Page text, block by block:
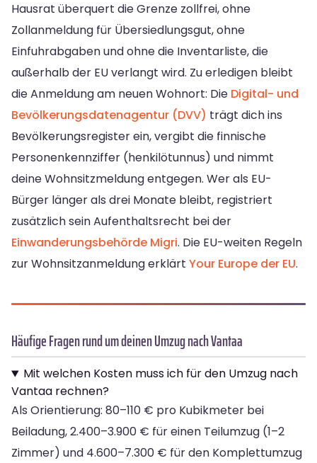
Hausrat überquert die Grenze zollfrei, ohne
Zollanmeldung für Übersiedlungsgut, ohne
Einfuhrabgaben und ohne die Inventarliste, die
außerhalb der EU verlangt wird. Zu erledigen bleibt
die Anmeldung am neuen Wohnort: Die Digital- und
Bevölkerungsdatenagentur (DVV) trägt dich ins
Bevölkerungsregister ein, vergibt die finnische
Personenkennziffer (henkilötunnus) und nimmt
deine Wohnsitzmeldung entgegen. Wer als EU-
Bürger länger als drei Monate bleibt, registriert
zusätzlich sein Aufenthaltsrecht bei der
Einwanderungsbehörde Migri. Die EU-weiten Regeln
zur Wohnsitzanmeldung erklärt Your Europe der EU.
Häufige Fragen rund um deinen Umzug nach Vantaa
Mit welchen Kosten muss ich für den Umzug nach
Vantaa rechnen?
Als Orientierung: 80–110 € pro Kubikmeter bei
Beiladung, 2.400–3.900 € für einen Teilumzug (1–2
Zimmer) und 4.600–7.300 € für den Komplettumzug